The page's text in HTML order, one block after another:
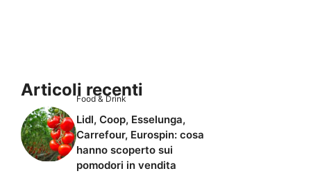
Articoli recenti
Food & Drink
Lidl, Coop, Esselunga,
Carrefour, Eurospin: cosa
hanno scoperto sui
pomodori in vendita